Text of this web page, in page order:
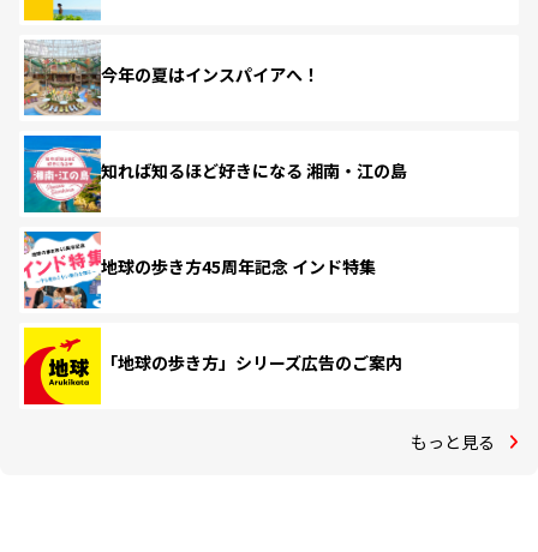
今年の夏はインスパイアへ！
知れば知るほど好きになる 湘南・江の島
地球の歩き方45周年記念 インド特集
「地球の歩き方」シリーズ広告のご案内
もっと見る